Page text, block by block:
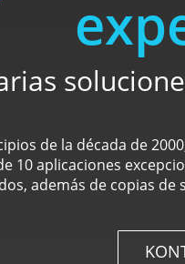
de la década de
10 aplicaciones
además de copias